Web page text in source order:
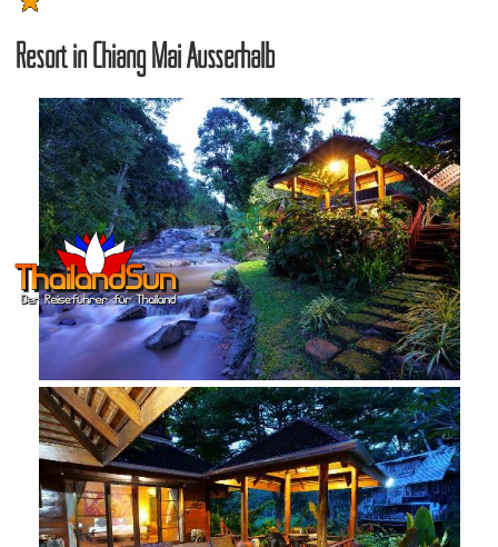
Resort in Chiang Mai Ausserhalb